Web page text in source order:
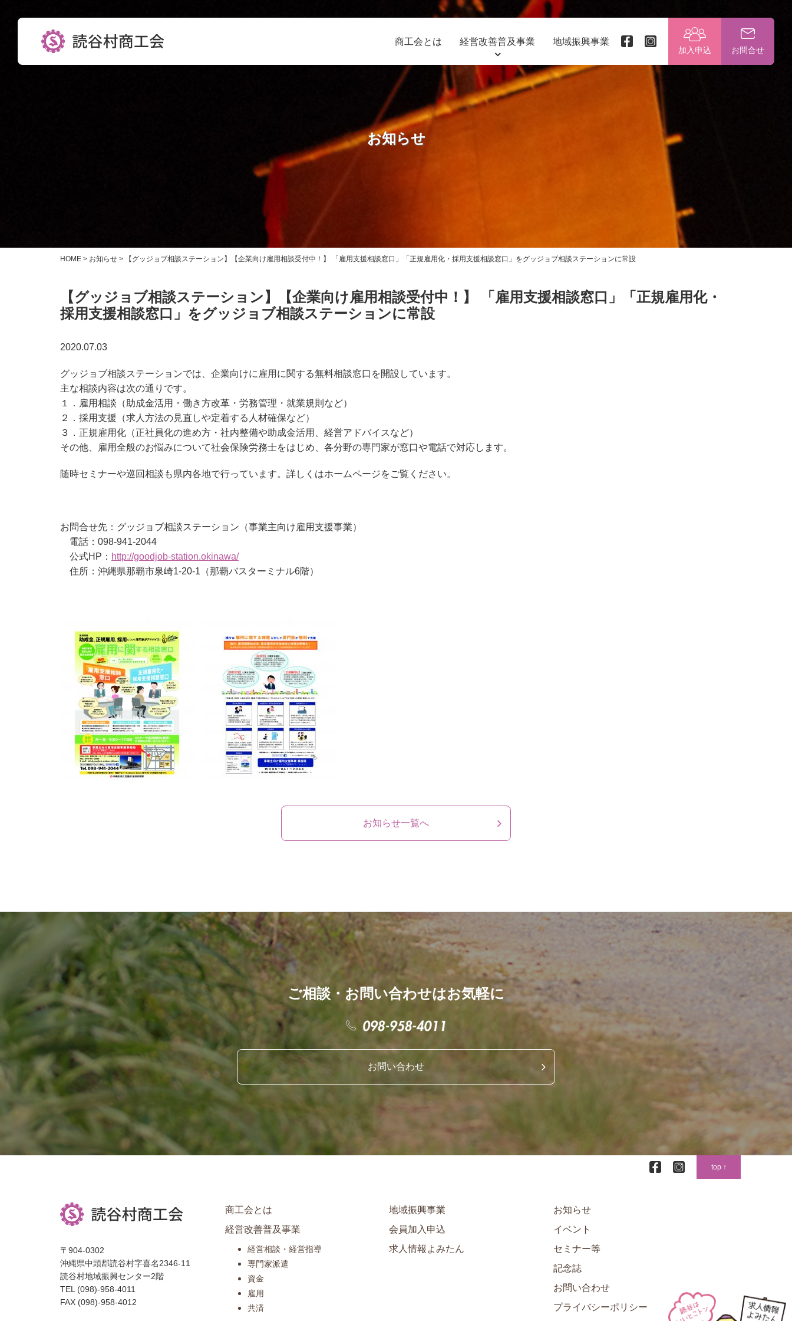
商工会とは 経営改善普及事業 地域振興事業
加入申込 お問合せ
お知らせ
HOME > お知らせ > 【グッジョブ相談ステーション】【企業向け雇用相談受付中！】 「雇用支援相談窓口」「正規雇用化・採用支援相談窓口」をグッジョブ相談ステーションに常設
【グッジョブ相談ステーション】【企業向け雇用相談受付中！】 「雇用支援相談窓口」「正規雇用化・
採用支援相談窓口」をグッジョブ相談ステーションに常設
2020.07.03
グッジョブ相談ステーションでは、企業向けに雇用に関する無料相談窓口を開設しています。
主な相談内容は次の通りです。
１．雇用相談（助成金活用・働き方改革・労務管理・就業規則など）
２．採用支援（求人方法の見直しや定着する人材確保など）
３．正規雇用化（正社員化の進め方・社内整備や助成金活用、経営アドバイスなど）
その他、雇用全般のお悩みについて社会保険労務士をはじめ、各分野の専門家が窓口や電話で対応します。
随時セミナーや巡回相談も県内各地で行っています。詳しくはホームページをご覧ください。
お問合せ先：グッジョブ相談ステーション（事業主向け雇用支援事業）
電話：098-941-2044
公式HP： http://goodjob-station.okinawa/
住所：沖縄県那覇市泉崎1-20-1（那覇バスターミナル6階）
お知らせ一覧へ
ご相談・お問い合わせはお気軽に
お問い合わせ
top ↑
〒904-0302
沖縄県中頭郡読谷村字喜名2346-11
読谷村地域振興センター2階
TEL (098)-958-4011
FAX (098)-958-4012
商工会とは
経営改善普及事業
経営相談・経営指導
専門家派遣
資金
雇用
共済
地域振興事業
会員加入申込
求人情報よみたん
お知らせ
イベント
セミナー等
記念誌
お問い合わせ
プライバシーポリシー